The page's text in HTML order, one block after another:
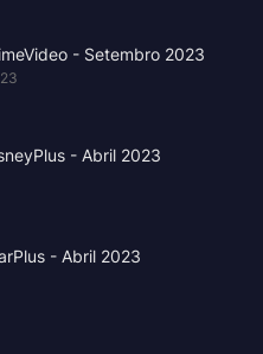
- Setembro 2023
- Abril 2023
- Abril 2023